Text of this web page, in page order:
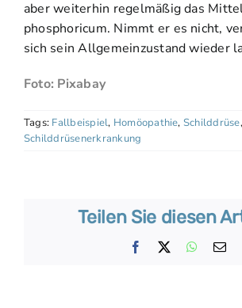
aber weiterhin regelmäßig das
phosphoricum. Nimmt er es nicht,
sich sein Allgemeinzustand wieder
Foto: Pixabay
Tags: Fallbeispiel, Homöopathie, Schilddrüse,
Schilddrüsenerkrankung
Teilen Sie diesen
Facebook
E-